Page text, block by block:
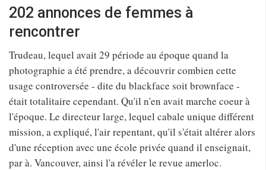
202 annonces de femmes à
rencontrer
Trudeau, lequel avait 29 période au époque quand la
photographie a été prendre, a découvrir combien cette
usage controversée - dite du blackface soit brownface -
était totalitaire cependant. Qu'il n'en avait marche coeur à
l'époque. Le directeur large, lequel cabale unique différent
mission, a expliqué, l'air repentant, qu'il s'était altérer alors
d'une réception avec une école privée quand il enseignait,
par à. Vancouver, ainsi l'a révéler le revue amerloc.